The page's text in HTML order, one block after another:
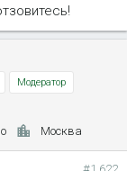
Модератор
Москва